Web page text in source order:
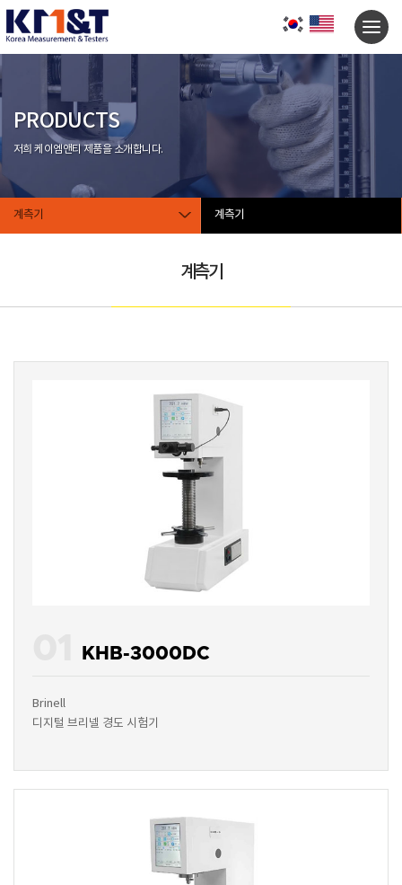
PRODUCTS
저희 케이엠앤티 제품을 소개합니다.
계측기 계측기
계측기
KHB-3000DC
Brinell
디지털 브리넬 경도 시험기